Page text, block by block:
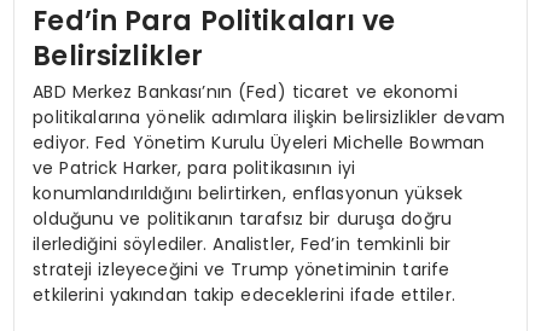
Fed’in Para Politikaları ve
Belirsizlikler
ABD Merkez Bankası’nın (Fed) ticaret ve ekonomi
politikalarına yönelik adımlara ilişkin belirsizlikler devam
ediyor. Fed Yönetim Kurulu Üyeleri Michelle Bowman
ve Patrick Harker, para politikasının iyi
konumlandırıldığını belirtirken, enflasyonun yüksek
olduğunu ve politikanın tarafsız bir duruşa doğru
ilerlediğini söylediler. Analistler, Fed’in temkinli bir
strateji izleyeceğini ve Trump yönetiminin tarife
etkilerini yakından takip edeceklerini ifade ettiler.